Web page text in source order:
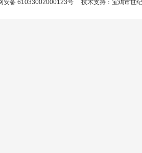
安备 61033002000123号 技术支持 ： 宝鸡市世